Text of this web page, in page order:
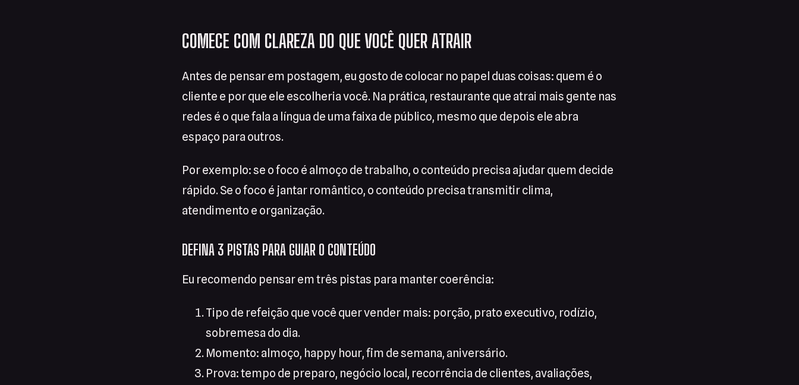
COMECE COM CLAREZA DO QUE VOCÊ QUER ATRAIR
Antes de pensar em postagem, eu gosto de colocar no papel duas coisas: quem é o
cliente e por que ele escolheria você. Na prática, restaurante que atrai mais gente nas
redes é o que fala a língua de uma faixa de público, mesmo que depois ele abra
espaço para outros.
Por exemplo: se o foco é almoço de trabalho, o conteúdo precisa ajudar quem decide
rápido. Se o foco é jantar romântico, o conteúdo precisa transmitir clima,
atendimento e organização.
DEFINA 3 PISTAS PARA GUIAR O CONTEÚDO
Eu recomendo pensar em três pistas para manter coerência:
Tipo de refeição que você quer vender mais: porção, prato executivo, rodízio,
sobremesa do dia.
Momento: almoço, happy hour, fim de semana, aniversário.
Prova: tempo de preparo, negócio local, recorrência de clientes, avaliações,